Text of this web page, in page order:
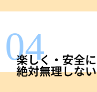
04
楽しく・安全に
絶対無理しない